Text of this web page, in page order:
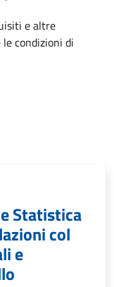
e altre
condizioni di
Statistica
col
e